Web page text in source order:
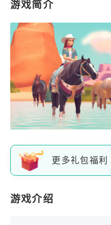
游戏简介
更多礼包福利
游戏介绍